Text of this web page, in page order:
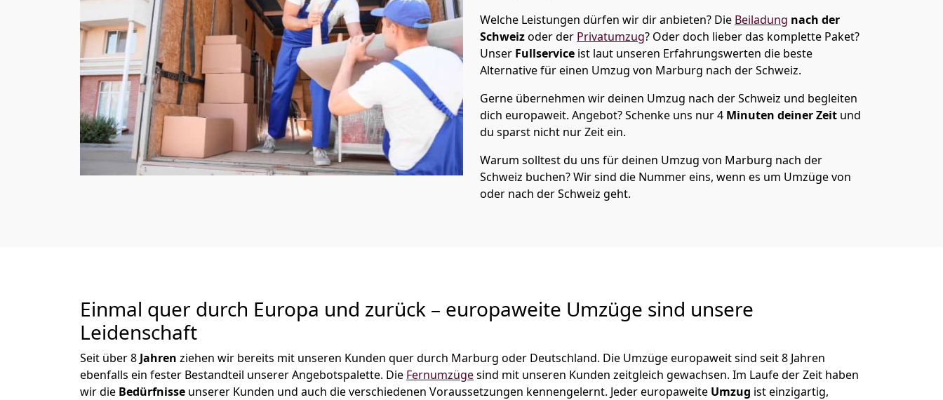
Welche Leistungen dürfen wir dir anbieten? Die Beiladung nach der
Schweizoder der Privatumzug? Oder doch lieber das komplette Paket?
Unser Fullservice ist laut unseren Erfahrungswerten die beste
Alternative für einen Umzug von Marburg nach der Schweiz.
Gerne übernehmen wir deinen Umzug nach der Schweiz und begleiten
dich europaweit. Angebot? Schenke uns nur4 Minuten deiner Zeit und
du sparst nicht nur Zeit ein.
Warum solltest du uns für deinen Umzug von Marburg nach der
Schweiz buchen? Wir sind die Nummer eins, wenn es um Umzüge von
oder nach der Schweiz geht.
Einmal quer durch Europa und zurück – europaweite Umzüge sind unsere
Leidenschaft
Seit über8 Jahren ziehen wir bereits mit unseren Kunden quer durch Marburg oder Deutschland. Die Umzüge europaweit sind seit8 Jahren
ebenfalls ein fester Bestandteil unserer Angebotspalette. Die Fernumzügesind mit unseren Kunden zeitgleich gewachsen. Im Laufe der Zeit haben
wir die Bedürfnisse unserer Kunden und auch die verschiedenen Voraussetzungen kennengelernt. Jeder europaweite Umzug ist einzigartig,